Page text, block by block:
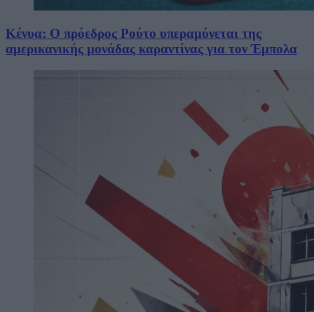
Κένυα: Ο πρόεδρος Ρούτο υπεραμύνεται της
αμερικανικής μονάδας καραντίνας για τον Έμπολα